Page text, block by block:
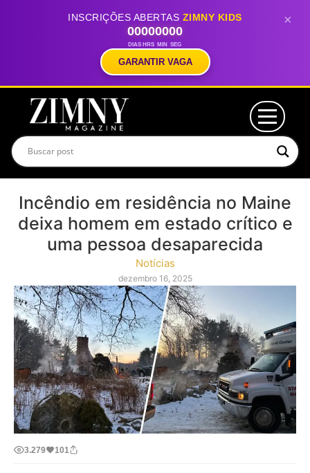
INSCRIÇÕES ABERTAS ZIMNY KIDS
00
DIAS
00
HRS
00
MIN
00
SEG
GARANTIR VAGA
×
Incêndio em residência no Maine
deixa homem em estado crítico e
uma pessoa desaparecida
Notícias
dezembro 16, 2025
3.279 101